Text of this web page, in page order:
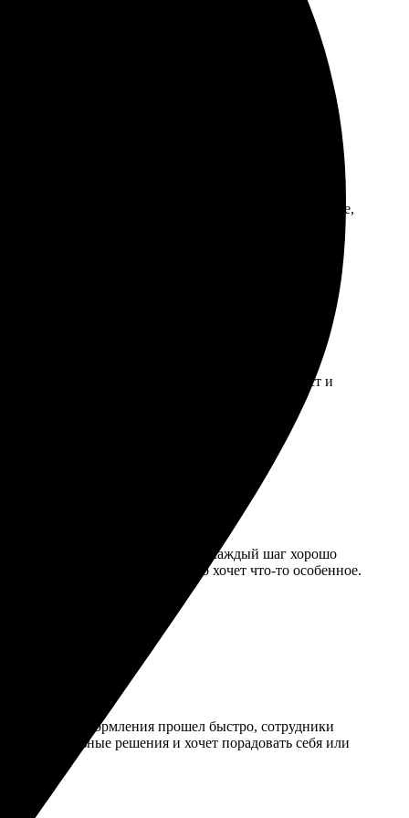
помогла с выбором. Получила быстро и без
Итог — качественное портретное изображение,
превзошёл ожидания. Процесс оформления прост и
вернусь снова!
оформления прост и понятен, каждый шаг хорошо
Рекомендую всем, кто хочет что-то особенное.
Процесс оформления прошел быстро, сотрудники
решения и хочет порадовать себя или